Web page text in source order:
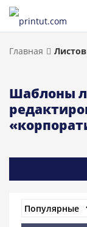
Главная
Шаблоны